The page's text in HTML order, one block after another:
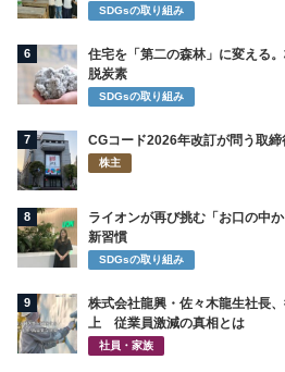
SDGsの取り組み
6
住宅を「第二の森林」に変える
脱炭素
SDGsの取り組み
7 CGコード2026年改訂が問う取
株主
8
ライオンが再び挑む「お口の中
新習慣
SDGsの取り組み
9
株式会社龍興・佐々木龍生社長
上 従業員激減の真相とは
社員・家族